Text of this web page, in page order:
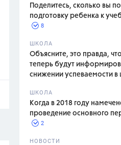
Поделитесь, сколько вы
подготовку ребенка к
8
ШКОЛА
Объясните, это правда,
теперь будут
снижении успеваемости в
ШКОЛА
Когда в 2018 году
проведение основного
2
НОВОСТИ